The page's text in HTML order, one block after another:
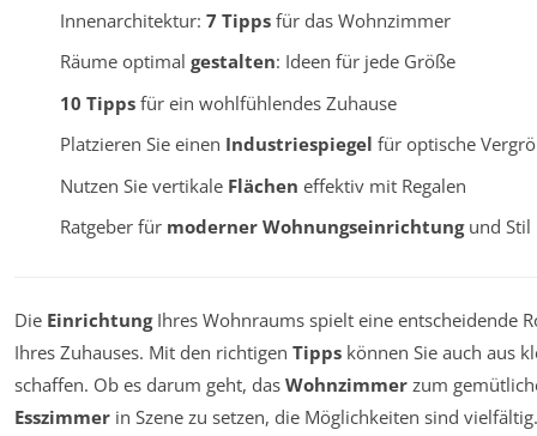
Innenarchitektur: 7 Tippsfür das Wohnzimmer
Räume optimal gestalten: Ideen für jede Größe
10 Tippsfür ein wohlfühlendes Zuhause
Platzieren Sie einen Industriespiegel für optische
Nutzen Sie vertikale Flächen effektiv mit Regalen
Ratgeber für moderner Wohnungseinrichtungund Stil
Die EinrichtungIhres Wohnraums spielt eine entscheidende
Ihres Zuhauses. Mit den richtigen Tipps können Sie auch aus
schaffen. Ob es darum geht, das Wohnzimmer zum
Esszimmer in Szene zu setzen, die Möglichkeiten sind